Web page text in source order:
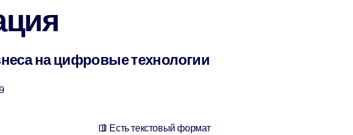
на цифровые технологии
Есть текстовый формат